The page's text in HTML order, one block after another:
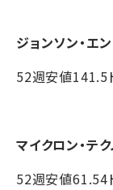
ジョンソン・エ
52週安値141.5
マイクロン・テ
52週安値61.54